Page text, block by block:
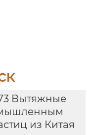
Вытяжные
из Китая